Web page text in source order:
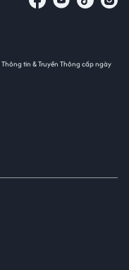
tin & Truyền Thông cấp ngày